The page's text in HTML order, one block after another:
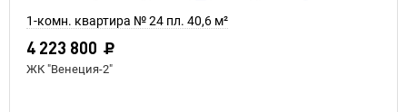
1-комн. квартира № 24 пл. 40,6 м²
4 223 800
ЖК "Венеция-2"